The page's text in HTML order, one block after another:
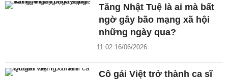
Tăng Nhật Tuệ là ai mà bất
ngờ gây bão mạng xã hội
những ngày qua?
11:02 16/06/2026
Cô gái Việt trở thành ca sĩ